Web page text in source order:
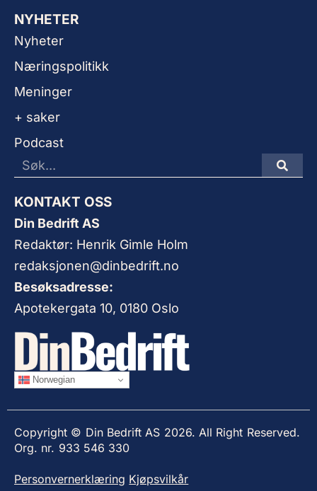
NYHETER
Nyheter
Næringspolitikk
Meninger
+ saker
Podcast
KONTAKT OSS
Din Bedrift AS
Redaktør: Henrik Gimle Holm
redaksjonen@dinbedrift.no
Besøksadresse:
Apotekergata 10, 0180 Oslo
Norwegian
Copyright © Din Bedrift AS 2026. All Right Reserved.
Org. nr. 933 546 330
Personvernerklæring Kjøpsvilkår